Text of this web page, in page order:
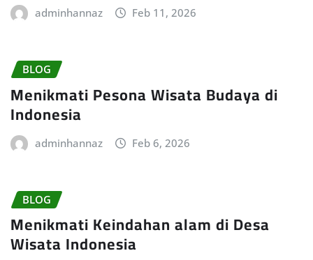
adminhannaz Feb 11, 2026
BLOG
Menikmati Pesona Wisata Budaya di
Indonesia
adminhannaz Feb 6, 2026
BLOG
Menikmati Keindahan alam di Desa
Wisata Indonesia